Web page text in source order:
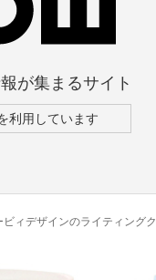
が集まるサイト
利用しています
ィデザインのライティング